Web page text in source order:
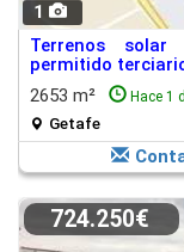
1
Terrenos
permitido
2653 m²
Hace 1
Getafe
724.250€